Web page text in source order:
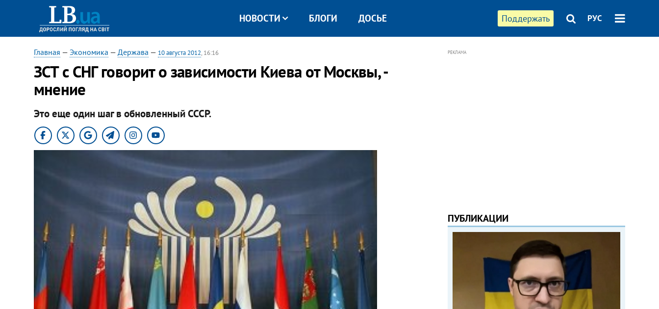
Поддержать РУС
НОВОСТИ БЛОГИ ДОСЬЕ
Главная — Экономика — Держава — 10 августа 2012, 16:16
ЗСТ с СНГ говорит о зависимости Киева от Москвы, -
мнение
Это еще один шаг в обновленный СССР.
РЕКЛАМА
ПУБЛИКАЦИИ